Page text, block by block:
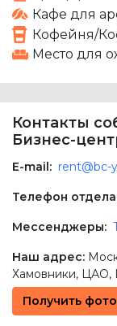
Кафе для
Кофейня/
Место для
Контакты
Бизнес-
E-mail: rent@bc-
Телефон
Мессенджеры:
Наш адрес:
Хамовники, ЦАО,
Получить